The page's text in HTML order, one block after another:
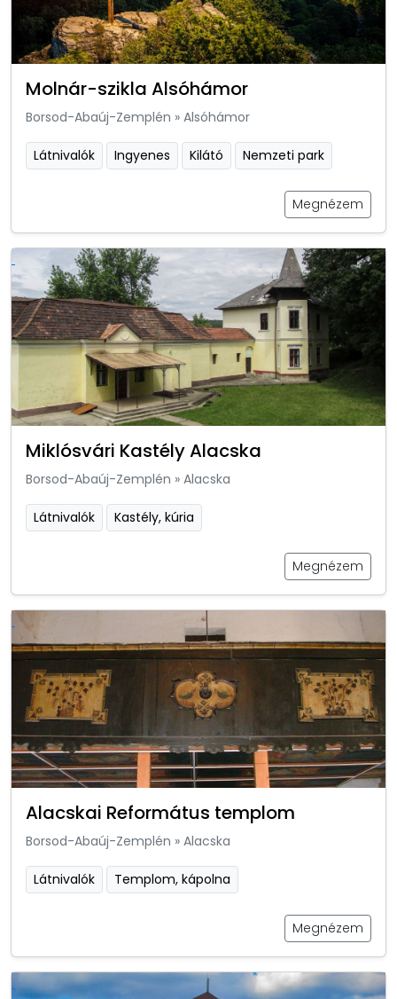
Molnár-szikla Alsóhámor
Borsod-Abaúj-Zemplén » Alsóhámor
Látnivalók Ingyenes Kilátó Nemzeti park
Megnézem
Miklósvári Kastély Alacska
Borsod-Abaúj-Zemplén » Alacska
Látnivalók Kastély, kúria
Megnézem
Alacskai Református templom
Borsod-Abaúj-Zemplén » Alacska
Látnivalók Templom, kápolna
Megnézem